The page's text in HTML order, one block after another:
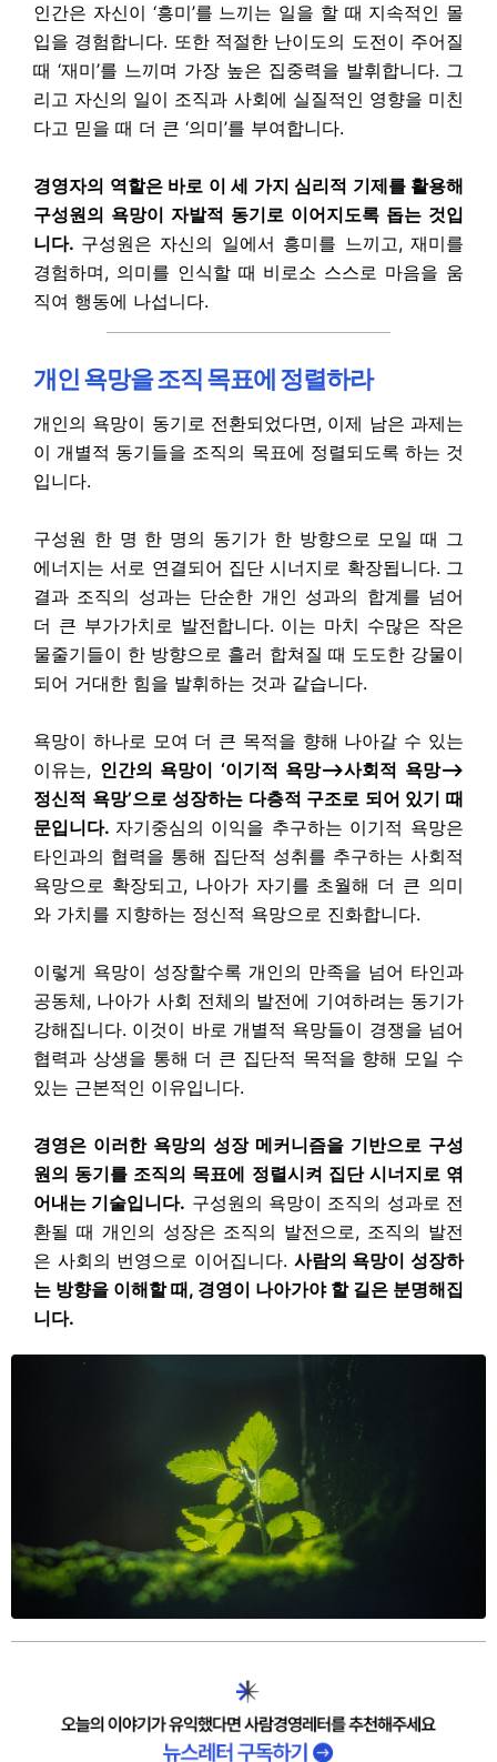
인간은 자신이 ‘흥미’를 느끼는 일을 할 때 지속적인 몰
입을 경험합니다. 또한 적절한 난이도의 도전이 주어질
때 ‘재미’를 느끼며 가장 높은 집중력을 발휘합니다. 그
리고 자신의 일이 조직과 사회에 실질적인 영향을 미친
다고 믿을 때 더 큰 ‘의미’를 부여합니다.
경영자의 역할은 바로 이 세 가지 심리적 기제를 활용해
구성원의 욕망이 자발적 동기로 이어지도록 돕는 것입
니다. 구성원은 자신의 일에서 흥미를 느끼고, 재미를
경험하며, 의미를 인식할 때 비로소 스스로 마음을 움
직여 행동에 나섭니다.
개인 욕망을 조직 목표에 정렬하라
개인의 욕망이 동기로 전환되었다면, 이제 남은 과제는
이 개별적 동기들을 조직의 목표에 정렬되도록 하는 것
입니다.
구성원 한 명 한 명의 동기가 한 방향으로 모일 때 그
에너지는 서로 연결되어 집단 시너지로 확장됩니다. 그
결과 조직의 성과는 단순한 개인 성과의 합계를 넘어
더 큰 부가가치로 발전합니다. 이는 마치 수많은 작은
물줄기들이 한 방향으로 흘러 합쳐질 때 도도한 강물이
되어 거대한 힘을 발휘하는 것과 같습니다.
욕망이 하나로 모여 더 큰 목적을 향해 나아갈 수 있는
이유는, 인간의 욕망이 ‘이기적 욕망⟶사회적 욕망⟶
정신적 욕망’으로 성장하는 다층적 구조로 되어 있기 때
문입니다. 자기중심의 이익을 추구하는 이기적 욕망은
타인과의 협력을 통해 집단적 성취를 추구하는 사회적
욕망으로 확장되고, 나아가 자기를 초월해 더 큰 의미
와 가치를 지향하는 정신적 욕망으로 진화합니다.
이렇게 욕망이 성장할수록 개인의 만족을 넘어 타인과
공동체, 나아가 사회 전체의 발전에 기여하려는 동기가
강해집니다. 이것이 바로 개별적 욕망들이 경쟁을 넘어
협력과 상생을 통해 더 큰 집단적 목적을 향해 모일 수
있는 근본적인 이유입니다.
경영은 이러한 욕망의 성장 메커니즘을 기반으로 구성
원의 동기를 조직의 목표에 정렬시켜 집단 시너지로 엮
어내는 기술입니다. 구성원의 욕망이 조직의 성과로 전
환될 때 개인의 성장은 조직의 발전으로, 조직의 발전
은 사회의 번영으로 이어집니다. 사람의 욕망이 성장하
는 방향을 이해할 때, 경영이 나아가야 할 길은 분명해집
니다.